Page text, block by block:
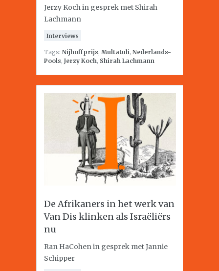
Jerzy Koch in gesprek met Shirah
Lachmann
Interviews
Tags: Nijhoffprijs, Multatuli, Nederlands-
Pools, Jerzy Koch, Shirah Lachmann
De Afrikaners in het werk van
Van Dis klinken als Israëliërs
nu
Ran HaCohen in gesprek met Jannie
Schipper